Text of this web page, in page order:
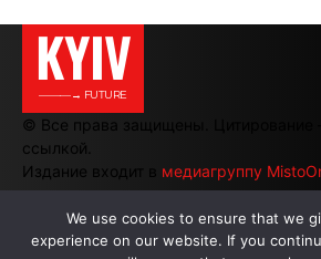
KYIV
———→ FUTURE
© Все права защищены. Цитирование
ссылкой.
Издание входит в медиагруппу
АВТОРЫ |
We use cookies to ensure that we
experience on our website. If you